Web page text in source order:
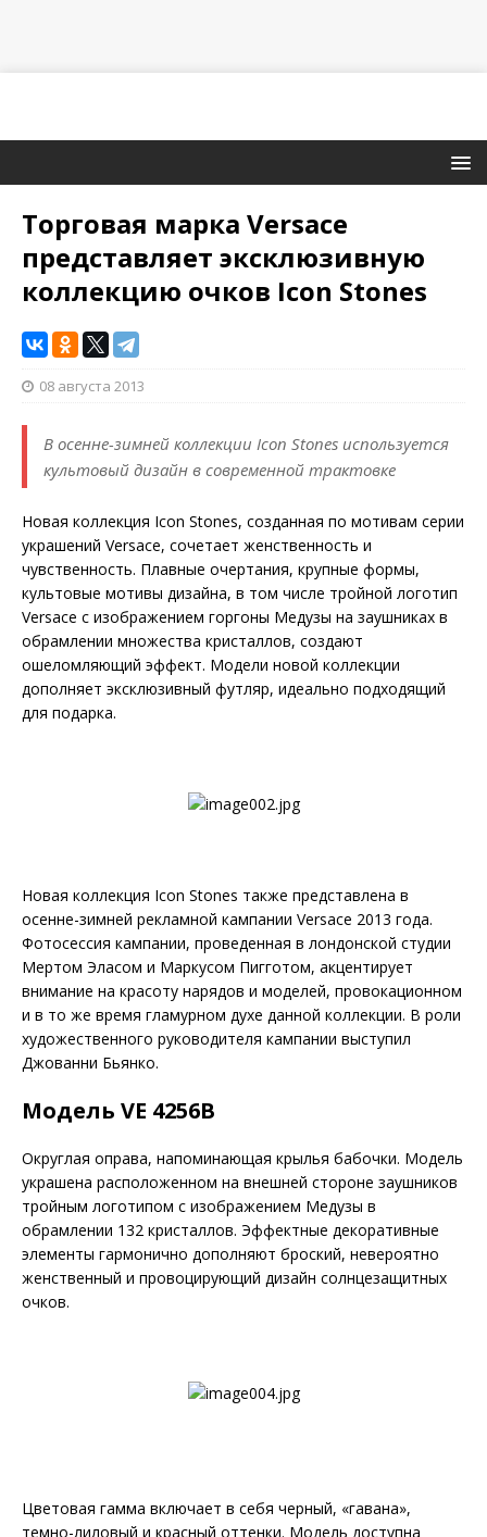
Торговая марка Versace
представляет эксклюзивную
коллекцию очков Icon Stones
08 августа 2013
В осенне-зимней коллекции Icon Stones используется
культовый дизайн в современной трактовке
Новая коллекция Icon Stones, созданная по мотивам серии
украшений Versace, сочетает женственность и
чувственность. Плавные очертания, крупные формы,
культовые мотивы дизайна, в том числе тройной логотип
Versace с изображением горгоны Медузы на заушниках в
обрамлении множества кристаллов, создают
ошеломляющий эффект. Модели новой коллекции
дополняет эксклюзивный футляр, идеально подходящий
для подарка.
Новая коллекция Icon Stones также представлена в
осенне-зимней рекламной кампании Versace 2013 года.
Фотосессия кампании, проведенная в лондонской студии
Мертом Эласом и Маркусом Пигготом, акцентирует
внимание на красоту нарядов и моделей, провокационном
и в то же время гламурном духе данной коллекции. В роли
художественного руководителя кампании выступил
Джованни Бьянко.
Модель VE 4256B
Округлая оправа, напоминающая крылья бабочки. Модель
украшена расположенном на внешней стороне заушников
тройным логотипом с изображением Медузы в
обрамлении 132 кристаллов. Эффектные декоративные
элементы гармонично дополняют броский, невероятно
женственный и провоцирующий дизайн солнцезащитных
очков.
Цветовая гамма включает в себя черный, «гавана»,
темно-лиловый и красный оттенки. Модель доступна